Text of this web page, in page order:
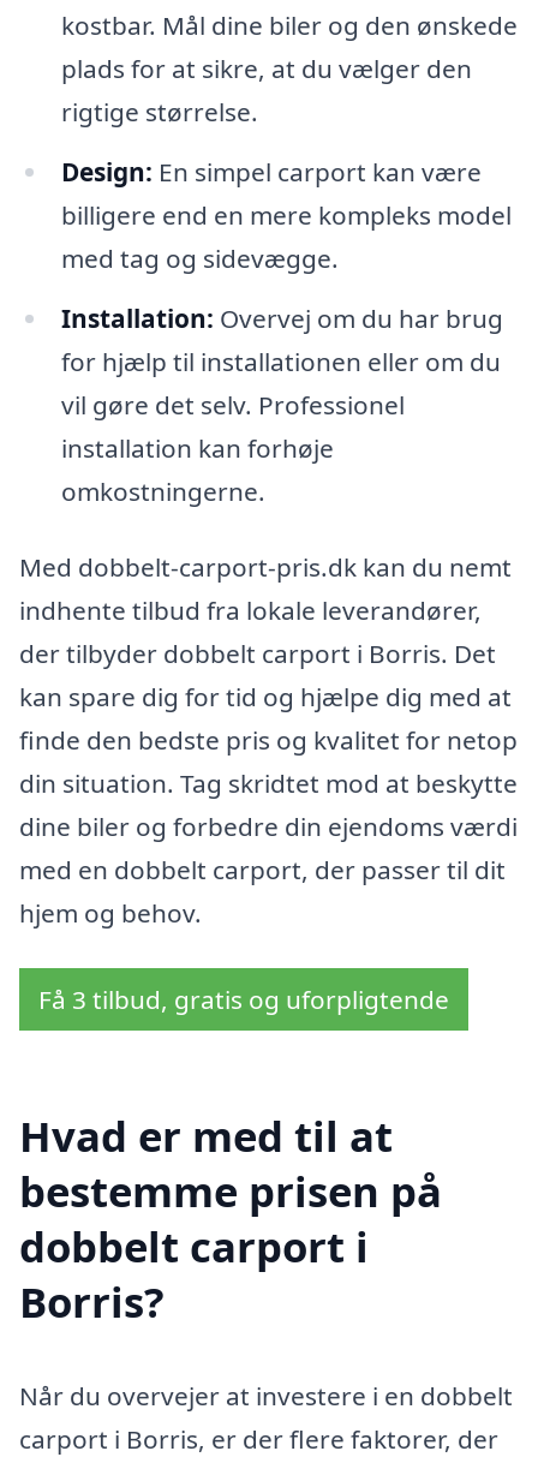
kostbar. Mål dine biler og den ønskede
plads for at sikre, at du vælger den
rigtige størrelse.
Design: En simpel carport kan være
billigere end en mere kompleks model
med tag og sidevægge.
Installation: Overvej om du har brug
for hjælp til installationen eller om du
vil gøre det selv. Professionel
installation kan forhøje
omkostningerne.
Med dobbelt-carport-pris.dk kan du nemt
indhente tilbud fra lokale leverandører,
der tilbyder dobbelt carport i Borris. Det
kan spare dig for tid og hjælpe dig med at
finde den bedste pris og kvalitet for netop
din situation. Tag skridtet mod at beskytte
dine biler og forbedre din ejendoms værdi
med en dobbelt carport, der passer til dit
hjem og behov.
Få 3 tilbud, gratis og uforpligtende
Hvad er med til at
bestemme prisen på
dobbelt carport i
Borris?
Når du overvejer at investere i en dobbelt
carport i Borris, er der flere faktorer, der